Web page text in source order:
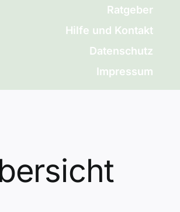
Ratgeber
Hilfe und Kontakt
Datenschutz
Impressum